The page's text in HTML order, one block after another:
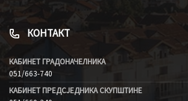
КОНТАКТ
КАБИНЕТ ГРАДОНАЧЕЛНИКА
051/663-740
КАБИНЕТ ПРЕДСЈЕДНИКА СКУПШТИНЕ